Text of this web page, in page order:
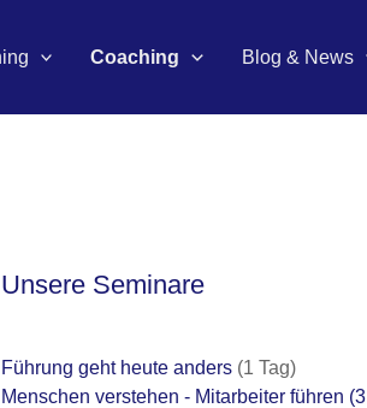
Coaching Blog & News
Unsere Seminare
Führung geht heute anders (1 Tag)
Menschen verstehen - Mitarbeiter führen (3